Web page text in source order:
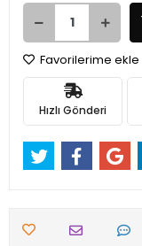
Favorilerime ekle
Hızlı Gönderi